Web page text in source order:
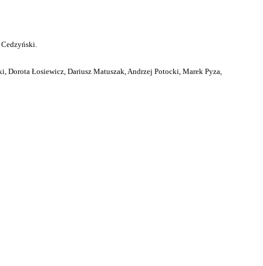
Dorota Łosiewicz, Dariusz Matuszak, Andrzej Potocki, Marek Pyza,